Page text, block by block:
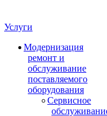
Услуги
Модернизация
ремонт и
обслуживание
поставляемого
оборудования
Сервисное